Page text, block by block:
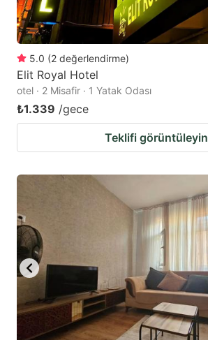
5.0 (2 değerlendirme)
Elit Royal Hotel
otel · 2 Misafir · 1 Yatak Odası
₺1.339 /gece
Teklifi görüntüleyin